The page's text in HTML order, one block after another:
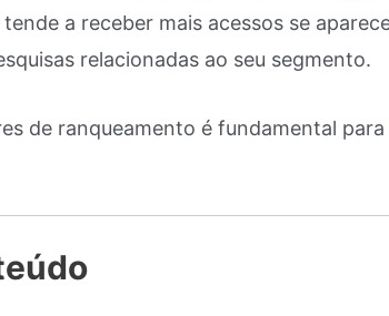
a receber mais acessos se
relacionadas ao seu segmento.
de ranqueamento é fundamental para